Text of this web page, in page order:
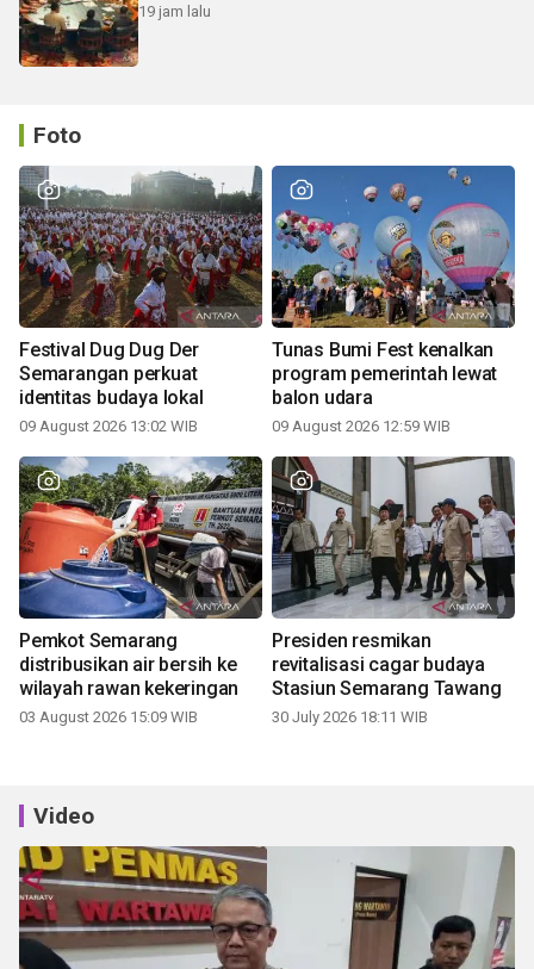
19 jam lalu
Foto
Festival Dug Dug Der
Semarangan perkuat
identitas budaya lokal
09 August 2026 13:02 WIB
Tunas Bumi Fest kenalkan
program pemerintah lewat
balon udara
09 August 2026 12:59 WIB
Pemkot Semarang
distribusikan air bersih ke
wilayah rawan kekeringan
03 August 2026 15:09 WIB
Presiden resmikan
revitalisasi cagar budaya
Stasiun Semarang Tawang
30 July 2026 18:11 WIB
Video